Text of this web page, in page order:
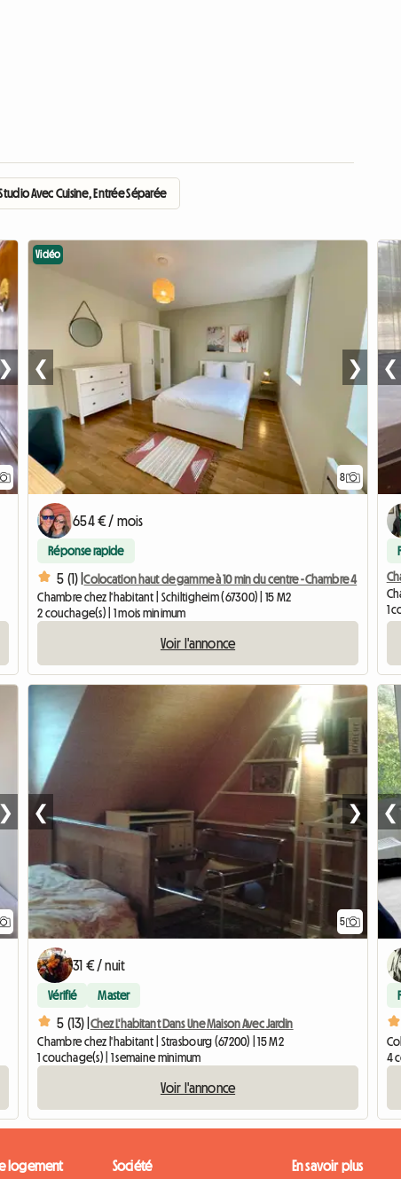
Avec Cuisine, Entrée Séparée
❯
8
Vidéo
❮ ❯
654 € / mois
Réponse rapide
5 (1) |Colocation haut de gamme à 10 min du centre - Chambre 4
Chambre chez l'habitant | Schiltigheim (67300) | 15 M2
2 couchage(s) | 1 mois minimum
Voir l'annonce
❮
1
❯
5
❮ ❯
31 € / nuit
Vérifié Master
5 (13) | Chez L'habitant Dans Une Maison Avec Jardin
Chambre chez l'habitant | Strasbourg (67200) | 15 M2
1 couchage(s) | 1 semaine minimum
Voir l'annonce
❮
4
logement Société En savoir plus